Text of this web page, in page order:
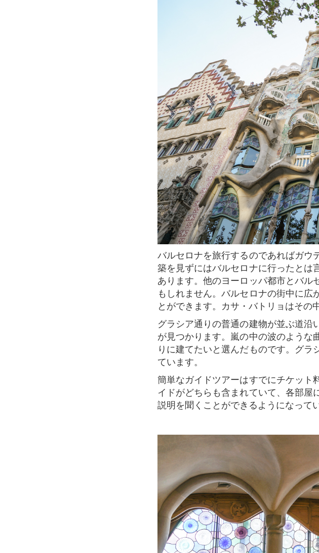
バルセロナを旅行するのであればガウディはすでに聞いたことがあるはず。ガウディの建
築を見ずにはバルセロナに行ったとは
あります。他のヨーロッパ都市とバル
もしれません。バルセロナの街中に広
とができます。カサ・バトリョはその
グラシア通りの普通の建物が並ぶ道沿いを歩いていると、突然一目見て目立っている建物
が見つかります。嵐の中の波のような
りに建てたいと選んだものです。グラ
ています。
簡単なガイドツアーはすでにチケット料金に入っています。オーディオとヴィジュアルガ
イドがどちらも含まれていて、各部屋
説明を聞くことができるようになって